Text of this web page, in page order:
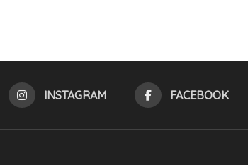
INSTAGRAM FACEBOOK